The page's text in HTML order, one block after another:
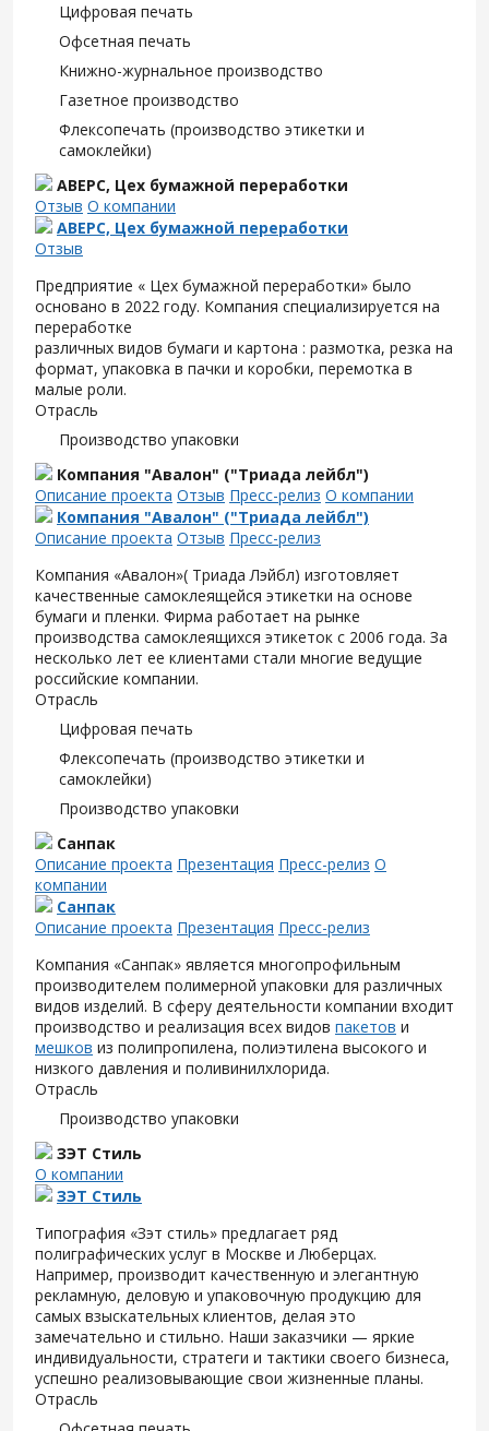
Цифровая печать
Офсетная печать
Книжно-журнальное производство
Газетное производство
Флексопечать (производство этикетки и
самоклейки)
АВЕРС, Цех бумажной переработки
Отзыв О компании
АВЕРС, Цех бумажной переработки
Отзыв
Предприятие « Цех бумажной переработки» было
основано в 2022 году. Компания специализируется на
переработке
различных видов бумаги и картона : размотка, резка на
формат, упаковка в пачки и коробки, перемотка в
малые роли.
Отрасль
Производство упаковки
Компания "Авалон" ("Триада лейбл")
Описание проекта Отзыв Пресс-релиз О компании
Компания "Авалон" ("Триада лейбл")
Описание проекта Отзыв Пресс-релиз
Компания «Авалон»( Триада Лэйбл) изготовляет
качественные самоклеящейся этикетки на основе
бумаги и пленки. Фирма работает на рынке
производства самоклеящихся этикеток с 2006 года. За
несколько лет ее клиентами стали многие ведущие
российские компании.
Отрасль
Цифровая печать
Флексопечать (производство этикетки и
самоклейки)
Производство упаковки
Санпак
Описание проекта Презентация Пресс-релиз О
компании
Санпак
Описание проекта Презентация Пресс-релиз
Компания «Санпак» является многопрофильным
производителем полимерной упаковки для различных
видов изделий. В сферу деятельности компании входит
производство и реализация всех видов пакетов и
мешков из полипропилена, полиэтилена высокого и
низкого давления и поливинилхлорида.
Отрасль
Производство упаковки
ЗЭТ Стиль
О компании
ЗЭТ Стиль
Типография «Зэт cтиль» предлагает ряд
полиграфических услуг в Москве и Люберцах.
Например, производит качественную и элегантную
рекламную, деловую и упаковочную продукцию для
самых взыскательных клиентов, делая это
замечательно и стильно. Наши заказчики — яркие
индивидуальности, стратеги и тактики своего бизнеса,
успешно реализовывающие свои жизненные планы.
Отрасль